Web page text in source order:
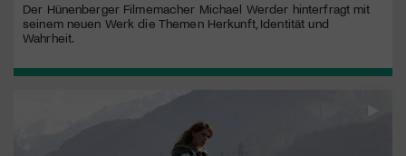
Der Hünenberger Filmemacher Michael Werder hinterfragt mit
seinem neuen Werk die Themen Herkunft, Identität und
Wahrheit.